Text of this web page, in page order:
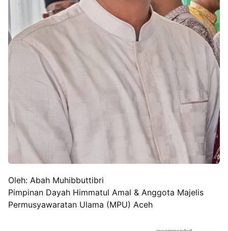
Oleh: Abah Muhibbuttibri
Pimpinan Dayah Himmatul Amal & Anggota Majelis
Permusyawaratan Ulama (MPU) Aceh